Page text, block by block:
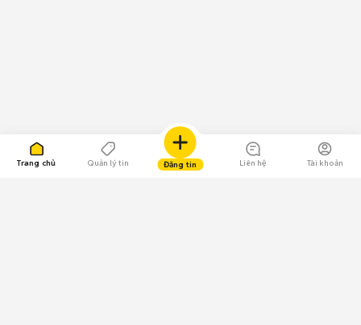
Trang chủ Quản lý tin Đăng tin Liên hệ Tài khoản